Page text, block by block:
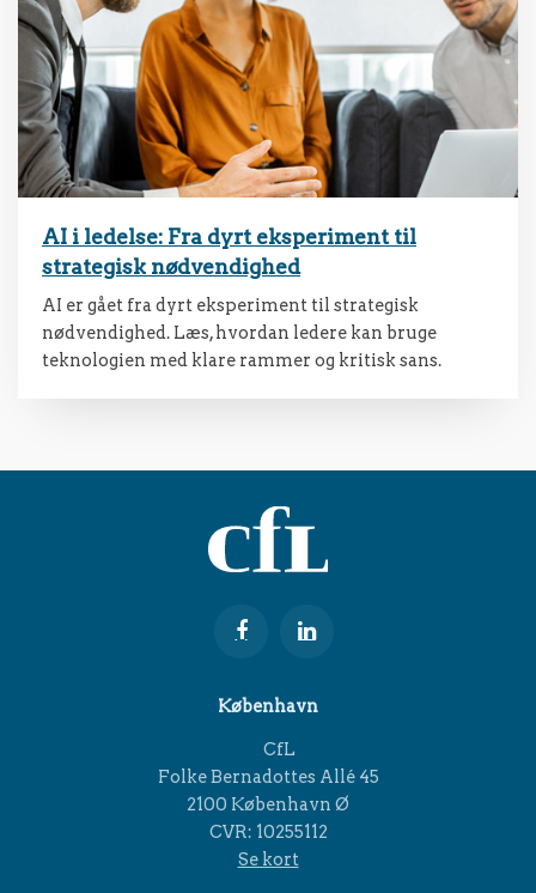
AI i ledelse: Fra dyrt eksperiment til
strategisk nødvendighed
AI er gået fra dyrt eksperiment til strategisk
nødvendighed. Læs, hvordan ledere kan bruge
teknologien med klare rammer og kritisk sans.
København
CfL
Folke Bernadottes Allé 45
2100 København Ø
CVR: 10255112
Se kort